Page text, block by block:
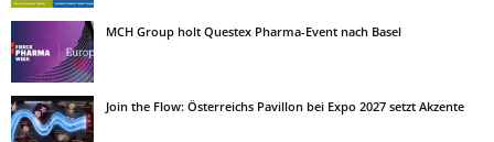
MCH Group holt Questex Pharma-Event nach Basel
Join the Flow: Österreichs Pavillon bei Expo 2027 setzt Akzente